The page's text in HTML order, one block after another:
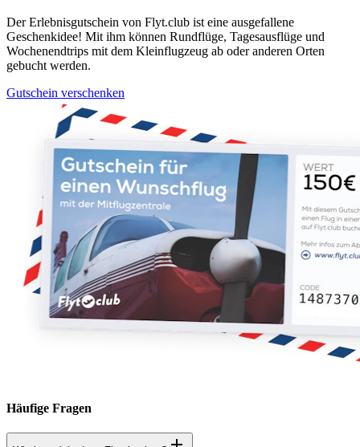
Der Erlebnisgutschein von Flyt.club ist eine ausgefallene
Geschenkidee! Mit ihm können Rundflüge, Tagesausflüge und
Wochenendtrips mit dem Kleinflugzeug ab oder anderen Orten
gebucht werden.
Gutschein verschenken
Häufige Fragen